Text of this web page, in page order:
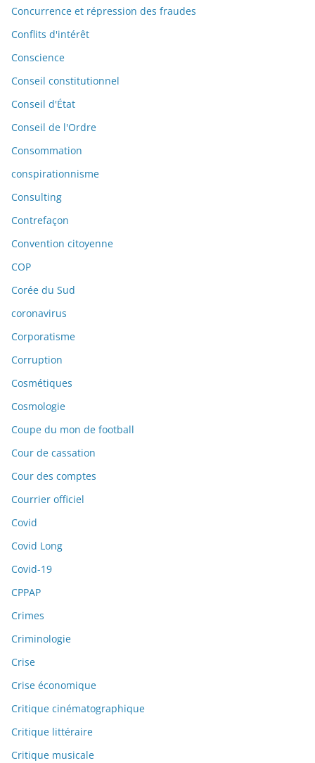
Concurrence et répression des fraudes
Conflits d'intérêt
Conscience
Conseil constitutionnel
Conseil d'État
Conseil de l'Ordre
Consommation
conspirationnisme
Consulting
Contrefaçon
Convention citoyenne
COP
Corée du Sud
coronavirus
Corporatisme
Corruption
Cosmétiques
Cosmologie
Coupe du mon de football
Cour de cassation
Cour des comptes
Courrier officiel
Covid
Covid Long
Covid-19
CPPAP
Crimes
Criminologie
Crise
Crise économique
Critique cinématographique
Critique littéraire
Critique musicale